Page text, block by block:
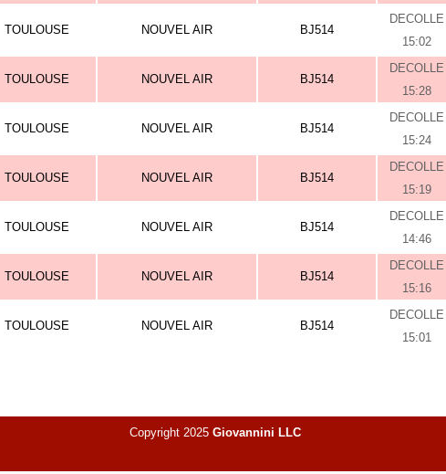
TOULOUSE NOUVEL AIR BJ514
DECOLLE
15:02
TOULOUSE NOUVEL AIR BJ514
DECOLLE
15:28
TOULOUSE NOUVEL AIR BJ514
DECOLLE
15:24
TOULOUSE NOUVEL AIR BJ514
DECOLLE
15:19
TOULOUSE NOUVEL AIR BJ514
DECOLLE
14:46
TOULOUSE NOUVEL AIR BJ514
DECOLLE
15:16
TOULOUSE NOUVEL AIR BJ514
DECOLLE
15:01
Copyright 2025 Giovannini LLC